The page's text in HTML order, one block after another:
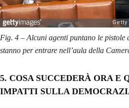
Fig. 4 – Alcuni agenti puntano le pistole
stanno per entrare nell’aula della
5. COSA SUCCEDERÀ ORA E
IMPATTI SULLA